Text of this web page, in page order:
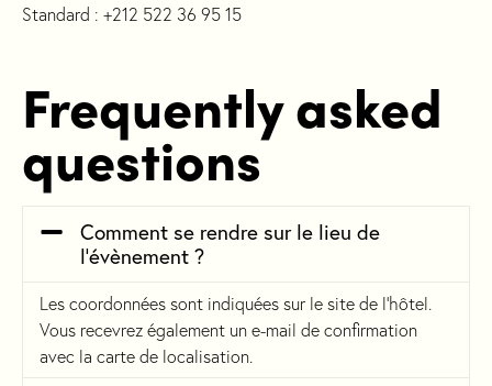
Standard : +212 522 36 95 15
Frequently asked
questions
Comment se rendre sur le lieu de
l’évènement ?
Les coordonnées sont indiquées sur le site de l’hôtel.
Vous recevrez également un e-mail de confirmation
avec la carte de localisation.